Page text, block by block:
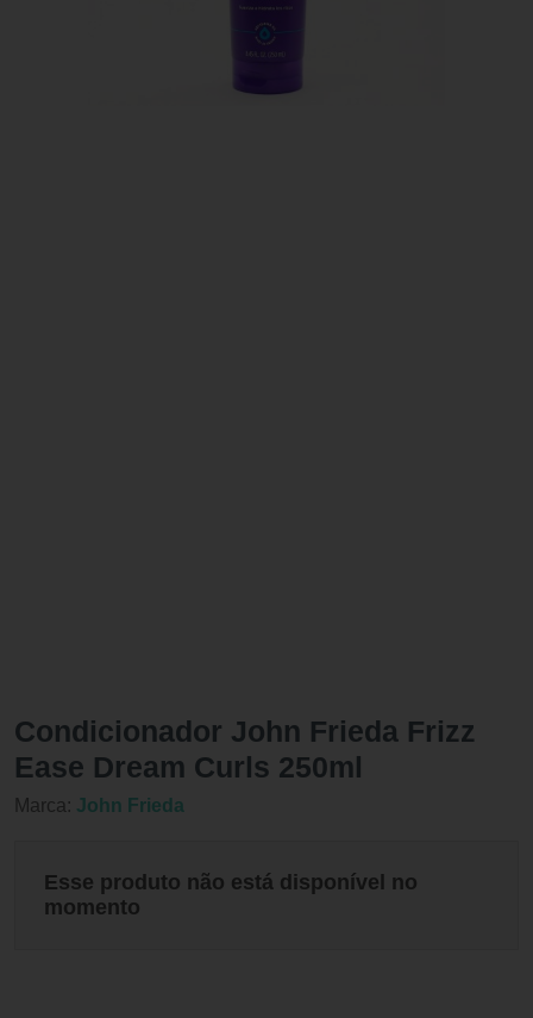
Condicionador John Frieda Frizz
Ease Dream Curls 250ml
Marca: John Frieda
Esse produto não está disponível no
momento